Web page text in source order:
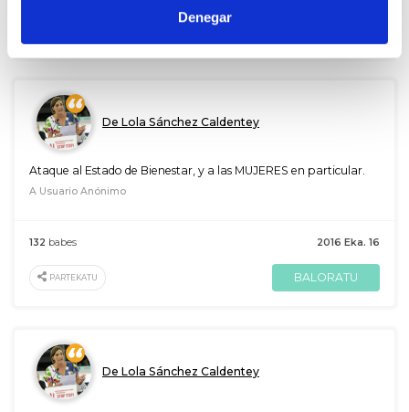
Denegar
De Lola Sánchez Caldentey
Ataque al Estado de Bienestar, y a las MUJERES en particular.
A Usuario Anónimo
2016 Eka. 16
132 babes
PARTEKATU BALORATU
De Lola Sánchez Caldentey